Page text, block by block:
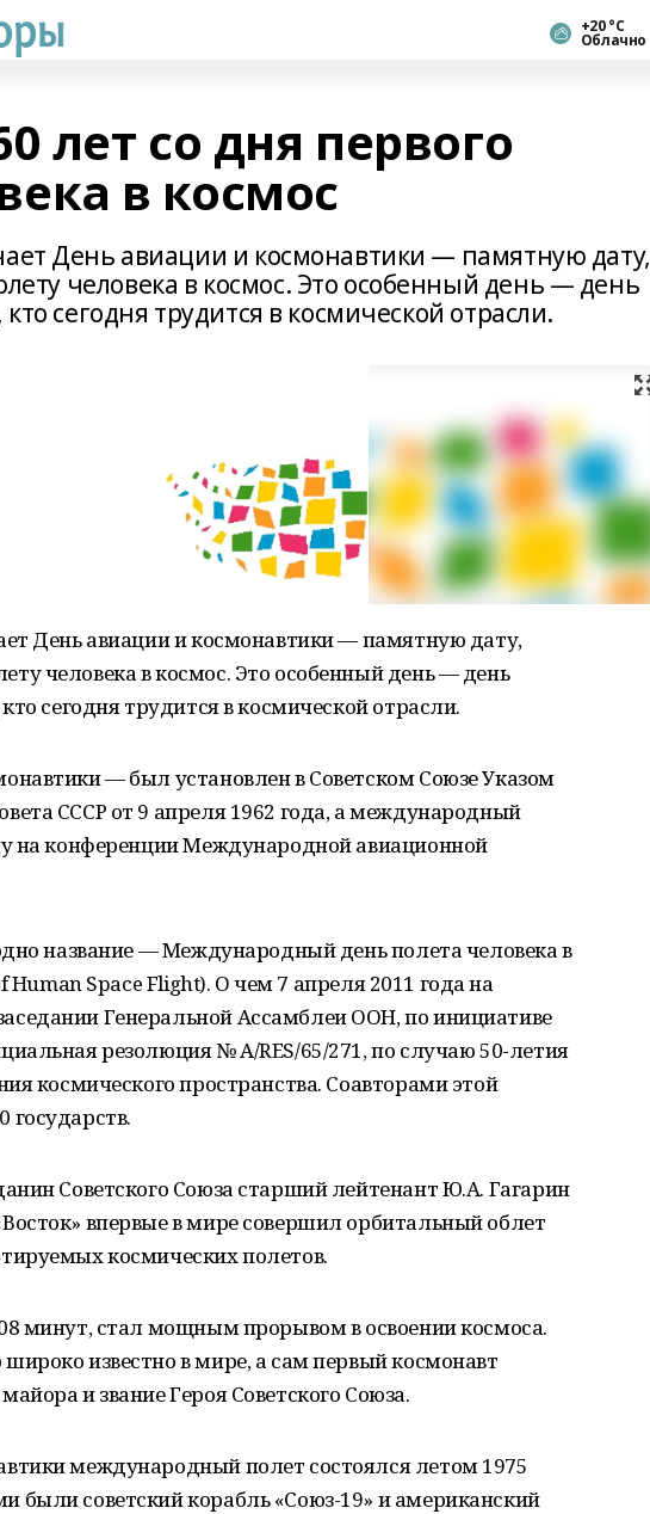
+20 °С
Облачно
лет со дня первого
в космос
День авиации и космонавтики — памятную дату,
человека в космос. Это особенный день — день
сегодня трудится в космической отрасли.
День авиации и космонавтики — памятную дату,
человека в космос. Это особенный день — день
сегодня трудится в космической отрасли.
— был установлен в Советском Союзе Указом
СССР от 9 апреля 1962 года, а международный
на конференции Международной авиационной
название — Международный день полета человека в
Space Flight). О чем 7 апреля 2011 года на
Генеральной Ассамблеи ООН, по инициативе
резолюция № A/RES/65/271, по случаю 50-летия
космического пространства. Соавторами этой
государств.
Советского Союза старший лейтенант Ю.А. Гагарин
впервые в мире совершил орбитальный облет
космических полетов.
минут, стал мощным прорывом в освоении космоса.
известно в мире, а сам первый космонавт
и звание Героя Советского Союза.
международный полет состоялся летом 1975
были советский корабль «Союз-19» и американский